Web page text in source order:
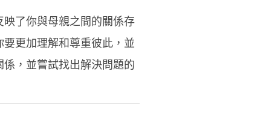
了你與母親之間的關係存
更加理解和尊重彼此，並
，並嘗試找出解決問題的